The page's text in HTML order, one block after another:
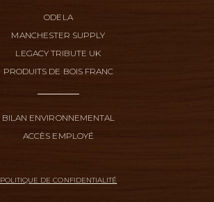
ODELA
MANCHESTER SUPPLY
LEGACY TRIBUTE UK
PRODUITS DE BOIS FRANC
BILAN ENVIRONNEMENTAL
ACCÈS EMPLOYÉ
POLITIQUE DE CONFIDENTIALITÉ